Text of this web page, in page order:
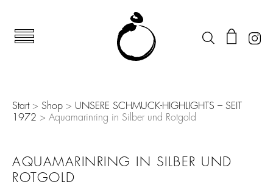
Start> Shop > UNSERE SCHMUCK-HIGHLIGHTS – SEIT
1972 > Aquamarinring in Silber und Rotgold
AQUAMARINRING IN SILBER UND
ROTGOLD